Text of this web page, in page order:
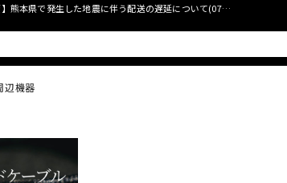
】熊本県で発生した地震に伴う配送の遅延について(07月29日
辺機器